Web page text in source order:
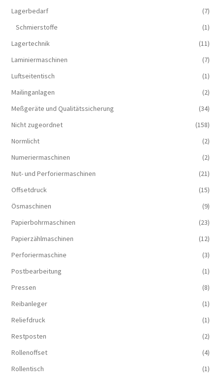
Lagerbedarf
(7)
Schmierstoffe
(1)
Lagertechnik
(11)
Laminiermaschinen
(7)
Luftseitentisch
(1)
Mailinganlagen
(2)
Meßgeräte und Qualitätssicherung
(34)
Nicht zugeordnet
(158)
Normlicht
(2)
Numeriermaschinen
(2)
Nut- und Perforiermaschinen
(21)
Offsetdruck
(15)
Ösmaschinen
(9)
Papierbohrmaschinen
(23)
Papierzählmaschinen
(12)
Perforiermaschine
(3)
Postbearbeitung
(1)
Pressen
(8)
Reibanleger
(1)
Reliefdruck
(1)
Restposten
(2)
Rollenoffset
(4)
Rollentisch
(1)